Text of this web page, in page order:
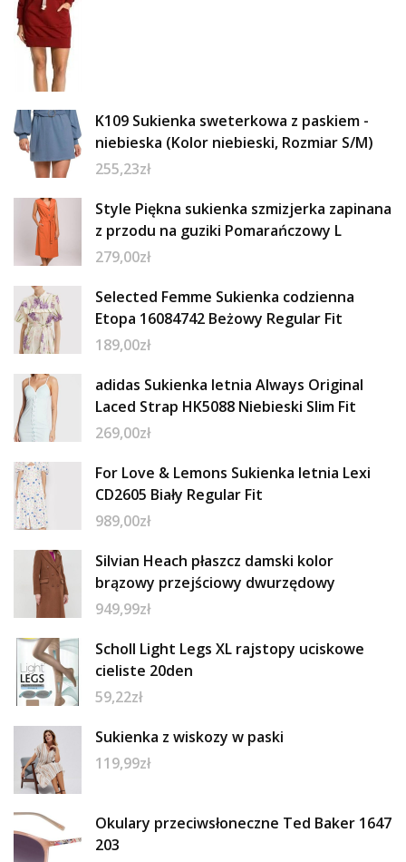
K109 Sukienka sweterkowa z paskiem -
niebieska (Kolor niebieski, Rozmiar S/M)
255,23zł
Style Piękna sukienka szmizjerka zapinana
z przodu na guziki Pomarańczowy L
279,00zł
Selected Femme Sukienka codzienna
Etopa 16084742 Beżowy Regular Fit
189,00zł
adidas Sukienka letnia Always Original
Laced Strap HK5088 Niebieski Slim Fit
269,00zł
For Love & Lemons Sukienka letnia Lexi
CD2605 Biały Regular Fit
989,00zł
Silvian Heach płaszcz damski kolor
brązowy przejściowy dwurzędowy
949,99zł
Scholl Light Legs XL rajstopy uciskowe
cieliste 20den
59,22zł
Sukienka z wiskozy w paski
119,99zł
Okulary przeciwsłoneczne Ted Baker 1647
203